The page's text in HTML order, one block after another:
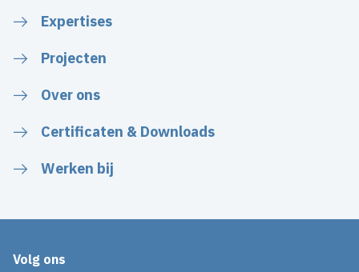
Expertises
Projecten
Over ons
Certificaten & Downloads
Werken bij
Volg ons